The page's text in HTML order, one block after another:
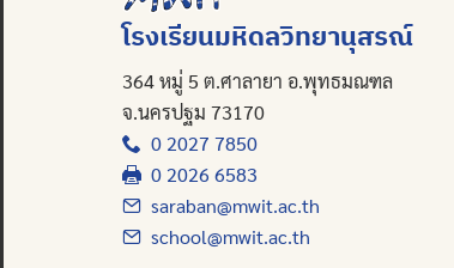
โรงเรียนมหิดลวิทยานุสรณ์
364 หมู่ 5 ต.ศาลายา อ.พุทธมณฑล
จ.นครปฐม 73170
0 2027 7850
0 2026 6583
saraban@mwit.ac.th
school@mwit.ac.th